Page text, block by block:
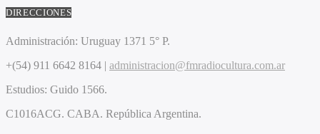
DIRECCIONES
Administración: Uruguay 1371 5° P.
+(54) 911 6642 8164 | administracion@fmradiocultura.com.ar
Estudios: Guido 1566.
C1016ACG. CABA. República Argentina.